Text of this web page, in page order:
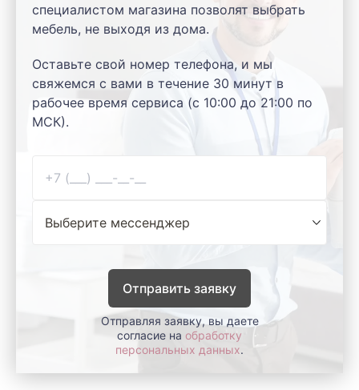
специалистом магазина позволят выбрать
мебель, не выходя из дома.
Оставьте свой номер телефона, и мы
свяжемся с вами в течение 30 минут в
рабочее время сервиса (с 10:00 до 21:00 по
МСК).
Отправить заявку
Отправляя заявку, вы даете
согласие на обработку
персональных данных.